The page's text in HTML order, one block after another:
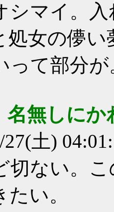
シマイ。
処女の儚
って部分が
名無しに
27(土)
切ない。
い。